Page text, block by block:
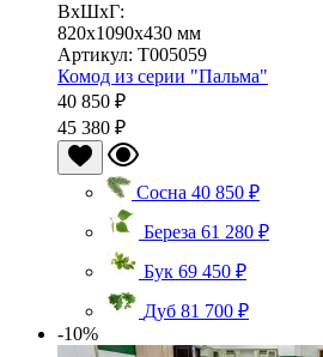
ВхШхГ:
820x1090x430 мм
Артикул: Т005059
Комод из серии "Пальма"
40 850 ₽
45 380 ₽
Сосна 40 850 ₽
Береза 61 280 ₽
Бук 69 450 ₽
Дуб 81 700 ₽
-10%